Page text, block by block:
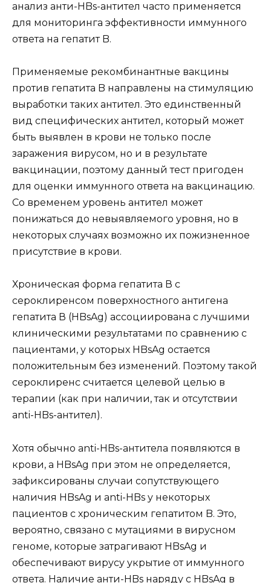
анализ анти-HBs-антител часто применяется
для мониторинга эффективности иммунного
ответа на гепатит B.
Применяемые рекомбинантные вакцины
против гепатита B направлены на стимуляцию
выработки таких антител. Это единственный
вид специфических антител, который может
быть выявлен в крови не только после
заражения вирусом, но и в результате
вакцинации, поэтому данный тест пригоден
для оценки иммунного ответа на вакцинацию.
Со временем уровень антител может
понижаться до невыявляемого уровня, но в
некоторых случаях возможно их пожизненное
присутствие в крови.
Хроническая форма гепатита В с
сероклиренсом поверхностного антигена
гепатита В (HBsAg) ассоциирована с лучшими
клиническими результатами по сравнению с
пациентами, у которых HBsAg остается
положительным без изменений. Поэтому такой
сероклиренс считается целевой целью в
терапии (как при наличии, так и отсутствии
anti-HBs-антител).
Хотя обычно anti-HBs-антитела появляются в
крови, а HBsAg при этом не определяется,
зафиксированы случаи сопутствующего
наличия HBsAg и anti-HBs у некоторых
пациентов с хроническим гепатитом B. Это,
вероятно, связано с мутациями в вирусном
геноме, которые затрагивают HBsAg и
обеспечивают вирусу укрытие от иммунного
ответа. Наличие анти-HBs наряду с HBsAg в